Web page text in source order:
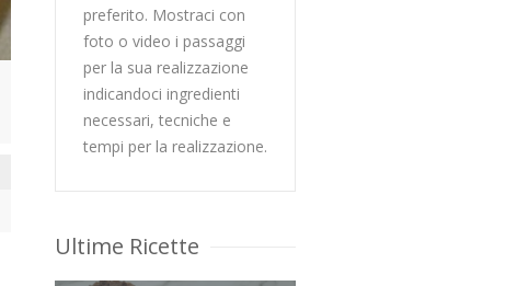
preferito. Mostraci con
foto o video i passaggi
per la sua realizzazione
indicandoci ingredienti
necessari, tecniche e
tempi per la realizzazione.
Ultime Ricette